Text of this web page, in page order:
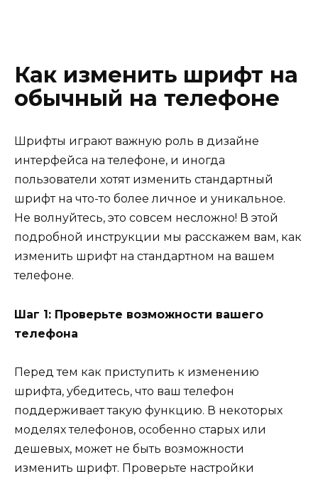
Как изменить шрифт на
обычный на телефоне
Шрифты играют важную роль в дизайне
интерфейса на телефоне, и иногда
пользователи хотят изменить стандартный
шрифт на что-то более личное и уникальное.
Не волнуйтесь, это совсем несложно! В этой
подробной инструкции мы расскажем вам, как
изменить шрифт на стандартном на вашем
телефоне.
Шаг 1: Проверьте возможности вашего
телефона
Перед тем как приступить к изменению
шрифта, убедитесь, что ваш телефон
поддерживает такую функцию. В некоторых
моделях телефонов, особенно старых или
дешевых, может не быть возможности
изменить шрифт. Проверьте настройки